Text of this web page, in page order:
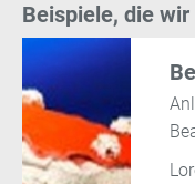
Beispiele, die